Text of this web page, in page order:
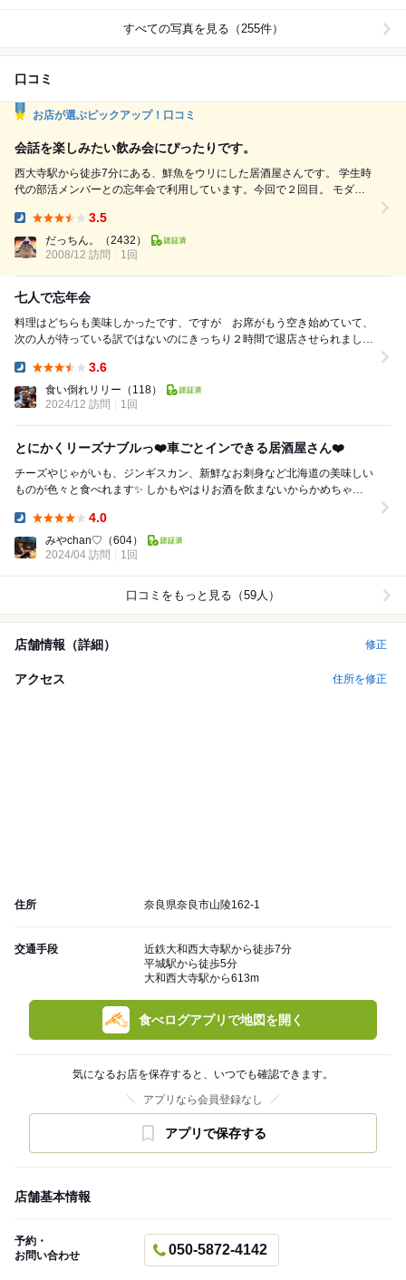
すべての写真を見る（255件）
口コミ
お店が選ぶピックアップ！口コミ
会話を楽しみたい飲み会にぴったりです。
西大寺駅から徒歩7分にある、鮮魚をウリにした居酒屋さんです。 学生時
代の部活メンバーとの忘年会で利用しています。今回で２回目。 モダン
るので、デートにもいけるでしょう。 お店の手配は別の子がやってくれ
るので価格は推定です。 飲み放題付のコースでいただき、￥5000を幹事
に支払い、お釣りを次回に繰り越すシステムにして...
3.5
だっちん。
（2432）
2008/12 訪問
1回
七人で忘年会
料理はどちらも美味しかったです、ですが お席がもう空き始めていて、
次の人が待っている訳ではないのにきっちり２時間で退店させられまし
3.6
食い倒れリリー （118）
2024/12 訪問
1回
とにかくリーズナブルっ❤️車ごとインできる居酒屋さん❤️
チーズやじゃがいも、ジンギスカン、新鮮なお刺身など北海道の美味しい
ものが色々と食べれます✨ しかもやはりお酒を飲まないからかめちゃく
4.0
みやchan♡ （604）
2024/04 訪問
1回
口コミをもっと見る（59人）
店舗情報（詳細） 修正
アクセス 住所を修正
住所 奈良県奈良市山陵162-1
交通手段
近鉄大和西大寺駅から徒歩7分
平城駅から徒歩5分
大和西大寺駅から613m
食べログアプリで地図を開く
気になるお店を保存すると、いつでも確認できます。
アプリなら会員登録なし
アプリで保存する
店舗基本情報
予約・
お問い合わせ
050-5872-4142